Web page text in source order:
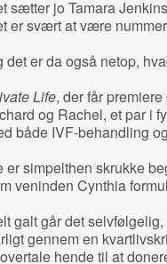
sætter jo Tamara
er svært at være
det er da også netop,
Life, der får
og Rachel, et par i
både IVF-behandling
er simpelthen skrukke
veninden Cynthia
galt går det
gennem en
hende til at